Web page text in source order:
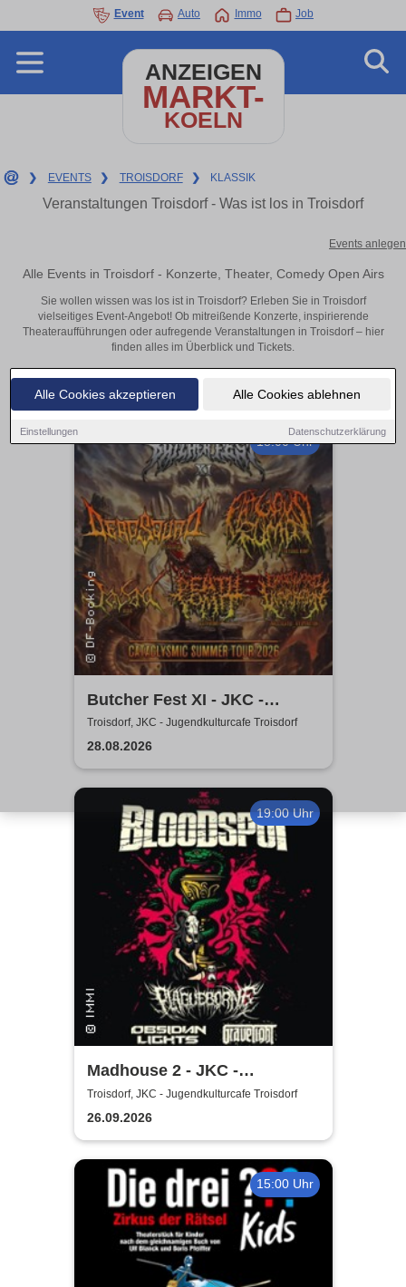
Alle Cookies akzeptieren Alle Cookies ablehnen
Einstellungen Datenschutzerklärung
Event Auto Immo Job
ANZEIGEN
MARKT-
KOELN
❯ EVENTS ❯ TROISDORF ❯ KLASSIK
Veranstaltungen Troisdorf - Was ist los in Troisdorf
Events anlegen
Alle Events in Troisdorf - Konzerte, Theater, Comedy Open Airs
Sie wollen wissen was los ist in Troisdorf? Erleben Sie in Troisdorf
vielseitiges Event-Angebot! Ob mitreißende Konzerte, inspirierende
Theateraufführungen oder aufregende Veranstaltungen in Troisdorf – hier
finden alles im Überblick und Tickets.
18:00 Uhr
Butcher Fest XI - JKC -
Jugendkulturcafe Troisdorf
Troisdorf, JKC - Jugendkulturcafe Troisdorf
28.08.2026
19:00 Uhr
Madhouse 2 - JKC -
Jugendkulturcafe Troisdorf
Troisdorf, JKC - Jugendkulturcafe Troisdorf
26.09.2026
15:00 Uhr